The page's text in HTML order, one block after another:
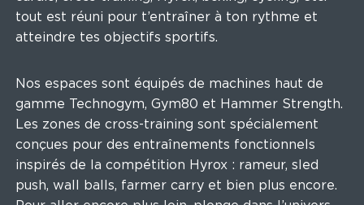
tout est réuni pour t’entraîner à ton rythme et
atteindre tes objectifs sportifs.
Nos espaces sont équipés de machines haut de
gamme Technogym, Gym80 et Hammer Strength.
Les zones de cross-training sont spécialement
conçues pour des entraînements fonctionnels
inspirés de la compétition Hyrox : rameur, sled
push, wall balls, farmer carry et bien plus encore.